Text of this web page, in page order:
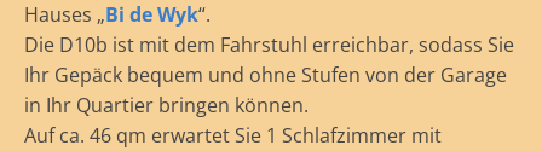
Hauses „Bi de Wyk“.
Die D10b ist mit dem Fahrstuhl erreichbar, sodass Sie
Ihr Gepäck bequem und ohne Stufen von der Garage
in Ihr Quartier bringen können.
Auf ca. 46 qm erwartet Sie 1 Schlafzimmer mit